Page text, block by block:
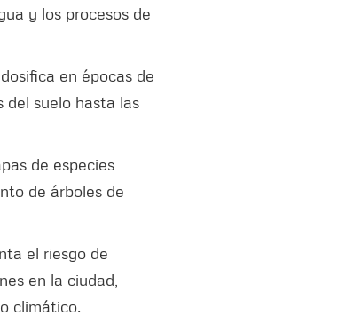
y los procesos de
en épocas de
del suelo hasta las
de especies
de árboles de
el riesgo de
en la ciudad,
climático.